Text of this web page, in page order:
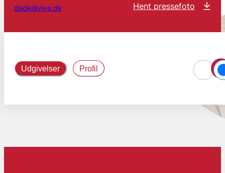
dadk@vive.dk
Hent pressefoto
Udgivelser Profil